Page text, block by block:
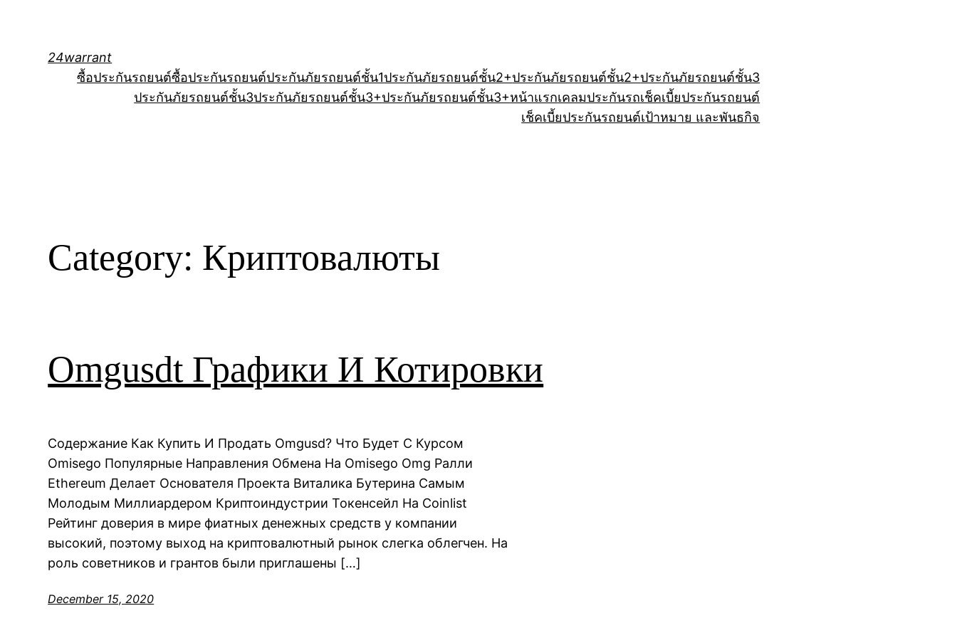
24warrant
ซื้อประกันรถยนต์ซื้อประกันรถยนต์ประกันภัยรถยนต์ชั้น1ประกันภัยรถยนต์ชั้น2+ประกันภัยรถยนต์ชั้น2+ประกันภัยรถยนต์ชั้น3
ประกันภัยรถยนต์ชั้น3ประกันภัยรถยนต์ชั้น3+ประกันภัยรถยนต์ชั้น3+หน้าแรกเคลมประกันรถเช็คเบี้ยประกันรถยนต์
เช็คเบี้ยประกันรถยนต์เป้าหมาย และพันธกิจ
Category: Криптовалюты
Omgusdt Графики И Котировки
Содержание Как Купить И Продать Omgusd? Что Будет С Курсом
Omisego Популярные Направления Обмена На Omisego Omg Ралли
Ethereum Делает Основателя Проекта Виталика Бутерина Самым
Молодым Миллиардером Криптоиндустрии Токенсейл На Coinlist
Рейтинг доверия в мире фиатных денежных средств у компании
высокий, поэтому выход на криптовалютный рынок слегка облегчен. На
роль советников и грантов были приглашены […]
December 15, 2020